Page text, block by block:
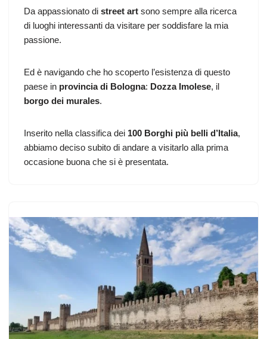
Da appassionato di street art sono sempre alla ricerca
di luoghi interessanti da visitare per soddisfare la mia
passione.
Ed è navigando che ho scoperto l’esistenza di questo
paese in provincia di Bologna: Dozza Imolese, il
borgo dei murales.
Inserito nella classifica dei 100 Borghi più belli d’Italia,
abbiamo deciso subito di andare a visitarlo alla prima
occasione buona che si è presentata.